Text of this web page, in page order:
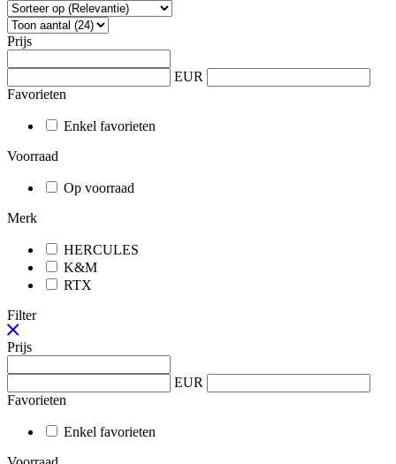
Prijs
EUR
Favorieten
Enkel favorieten
Voorraad
Op voorraad
Merk
HERCULES
K&M
RTX
Filter
Prijs
EUR
Favorieten
Enkel favorieten